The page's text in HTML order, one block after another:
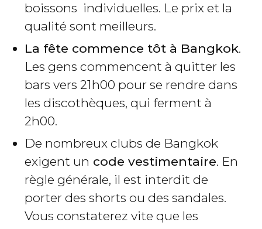
boissons individuelles. Le prix et la
qualité sont meilleurs.
La fête commence tôt à Bangkok.
Les gens commencent à quitter les
bars vers 21h00 pour se rendre dans
les discothèques, qui ferment à
2h00.
De nombreux clubs de Bangkok
exigent un code vestimentaire. En
règle générale, il est interdit de
porter des shorts ou des sandales.
Vous constaterez vite que les